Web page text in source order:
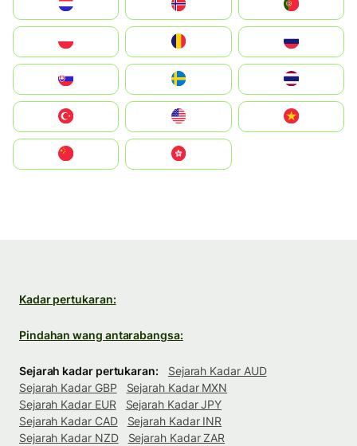
United States
中國香港特別行政區
Kadar pertukaran:
Pindahan wang antarabangsa:
Sejarah kadar pertukaran:
Sejarah Kadar AUD
Sejarah Kadar GBP
Sejarah Kadar MXN
Sejarah Kadar EUR
Sejarah Kadar JPY
Sejarah Kadar CAD
Sejarah Kadar INR
Sejarah Kadar NZD
Sejarah Kadar ZAR